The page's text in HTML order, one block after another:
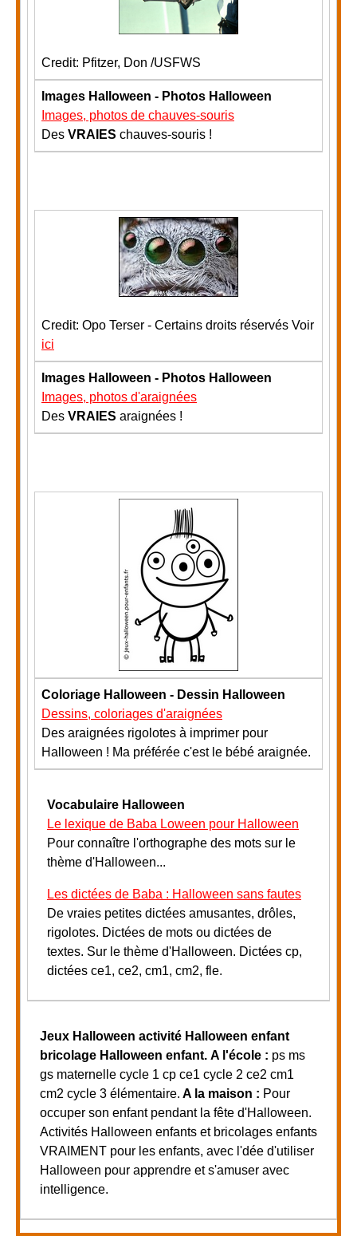
Credit: Pfitzer, Don /USFWS
Images Halloween - Photos Halloween
Images, photos de chauves-souris
Des VRAIES chauves-souris !
Credit: Opo Terser - Certains droits réservés Voir
ici
Images Halloween - Photos Halloween
Images, photos d'araignées
Des VRAIES araignées !
Coloriage Halloween - Dessin Halloween
Dessins, coloriages d'araignées
Des araignées rigolotes à imprimer pour
Halloween ! Ma préférée c'est le bébé araignée.
Vocabulaire Halloween
Le lexique de Baba Loween pour Halloween
Pour connaître l'orthographe des mots sur le
thème d'Halloween...
Les dictées de Baba : Halloween sans fautes
De vraies petites dictées amusantes, drôles,
rigolotes. Dictées de mots ou dictées de
textes. Sur le thème d'Halloween. Dictées cp,
dictées ce1, ce2, cm1, cm2, fle.
Jeux Halloween activité Halloween enfant
bricolage Halloween enfant. A l'école : ps ms
gs maternelle cycle 1 cp ce1 cycle 2 ce2 cm1
cm2 cycle 3 élémentaire. A la maison : Pour
occuper son enfant pendant la fête d'Halloween.
Activités Halloween enfants et bricolages enfants
VRAIMENT pour les enfants, avec l'dée d'utiliser
Halloween pour apprendre et s'amuser avec
intelligence.